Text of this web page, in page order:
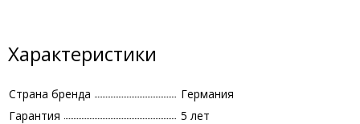
Характеристики
Страна бренда
Германия
Гарантия
5 лет